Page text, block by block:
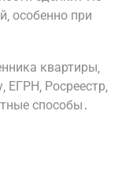
особенно при
квартиры‚
ЕГРН‚ Росреестр‚
способы․